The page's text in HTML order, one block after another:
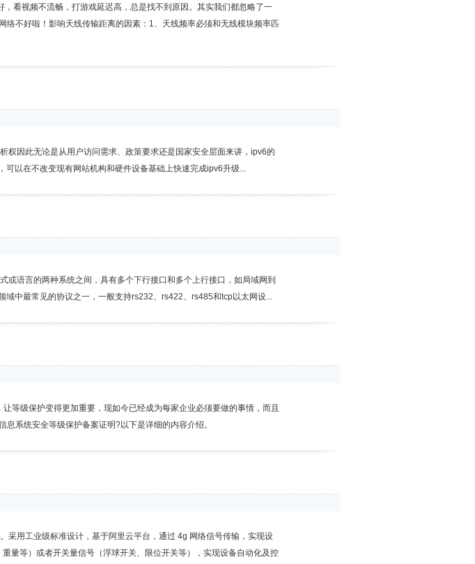
看视频不流畅，打游戏延迟高，总是找不到原因。其实我们都忽略了一
不好啦！影响天线传输距离的因素：1、天线频率必须和无线模块频率匹
权因此无论是从用户访问需求、政策要求还是国家安全层面来讲，ipv6的
以在不改变现有网站机构和硬件设备基础上快速完成ipv6升级...
语言的两种系统之间，具有多个下行接口和多个上行接口，如局域网到
中最常见的协议之一，一般支持rs232、rs422、rs485和tcp以太网设...
等级保护变得更加重要，现如今已经成为每家企业必须要做的事情，而且
系统安全等级保护备案证明?以下是详细的内容介绍。
采用工业级标准设计，基于阿里云平台，通过 4g 网络信号传输，实现设
量等）或者开关量信号（浮球开关、限位开关等），实现设备自动化及控